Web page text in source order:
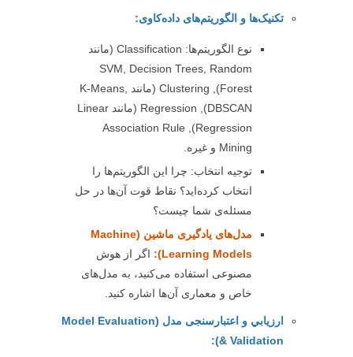
تکنیک‌ها و الگوریتم‌های داده‌کاوی:
نوع الگوریتم‌ها: Classification (مانند
SVM, Decision Trees, Random
Forest), Clustering (مانند K-Means,
DBSCAN), Regression (مانند Linear
Regression), Association Rule
Mining و غیره.
توجیه انتخاب: چرا این الگوریتم‌ها را
انتخاب کرده‌اید؟ نقاط قوت آن‌ها در حل
مسئله‌ی شما چیست؟
مدل‌های یادگیری ماشين (Machine
Learning Models):
اگر از هوش
مصنوعی استفاده می‌کنید، به مدل‌های
خاص و معماری آن‌ها اشاره کنید.
ارزیابي و اعتبارسنجی مدل (Model Evaluation
& Validation):